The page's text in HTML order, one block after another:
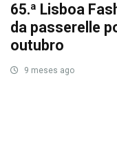
65.ª Lisboa
da passerelle
outubro
9 meses ago